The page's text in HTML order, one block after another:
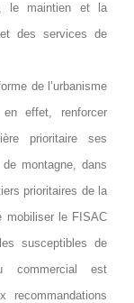
le maintien et la
et des services de
de l’urbanisme
effet, renforcer
prioritaire ses
montagne, dans
prioritaires de la
mobiliser le FISAC
susceptibles de
commercial est
recommandations